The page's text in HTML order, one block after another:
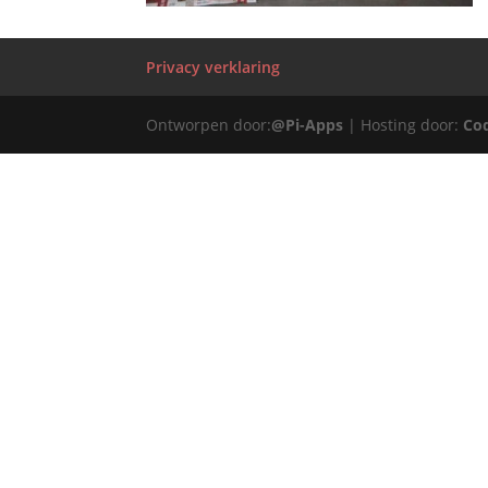
Privacy verklaring
Ontworpen door:@Pi-Apps | Hosting door: